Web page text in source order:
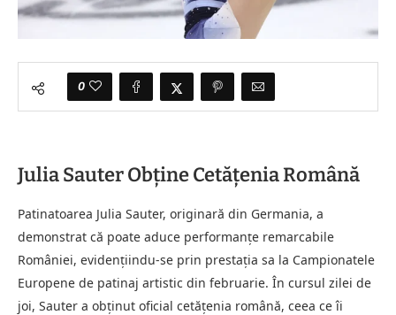
0
Julia Sauter Obține Cetățenia Română
Patinatoarea Julia Sauter, originară din Germania, a
demonstrat că poate aduce performanțe remarcabile
României, evidențiindu-se prin prestația sa la Campionatele
Europene de patinaj artistic din februarie. În cursul zilei de
joi, Sauter a obținut oficial cetățenia română, ceea ce îi